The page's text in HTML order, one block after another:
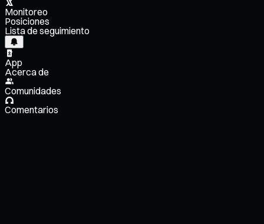
Monitoreo
Posiciones
Lista de seguimiento
App
Acerca de
Comunidades
Comentarios